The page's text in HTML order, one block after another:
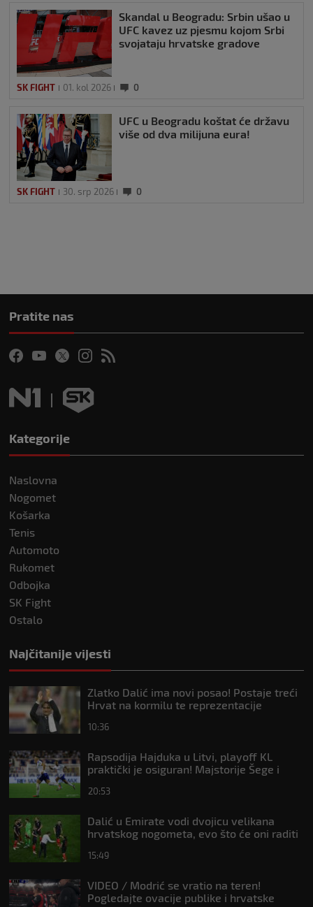
Skandal u Beogradu: Srbin ušao u
UFC kavez uz pjesmu kojom Srbi
svojataju hrvatske gradove
SK FIGHT 01. kol 2026 0
UFC u Beogradu koštat će državu
više od dva milijuna eura!
SK FIGHT 30. srp 2026 0
Pratite nas
Kategorije
Naslovna
Nogomet
Košarka
Tenis
Automoto
Rukomet
Odbojka
SK Fight
Ostalo
Najčitanije vijesti
Zlatko Dalić ima novi posao! Postaje treći
Hrvat na kormilu te reprezentacije
10:36
Rapsodija Hajduka u Litvi, playoff KL
praktički je osiguran! Majstorije Šege i
20:53
Dalić u Emirate vodi dvojicu velikana
hrvatskog nogometa, evo što će oni raditi
15:49
VIDEO / Modrić se vratio na teren!
Pogledajte ovacije publike i hrvatske